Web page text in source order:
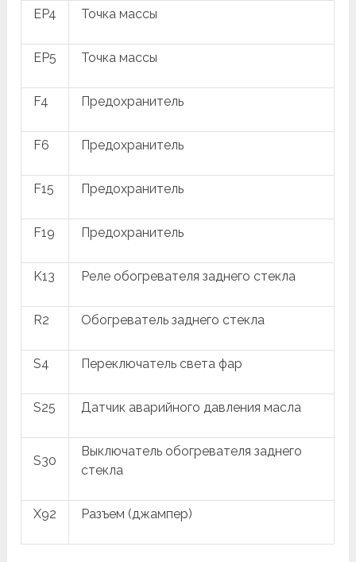
EP4 Точка массы
EP5 Точка массы
F4 Предохранитель
F6 Предохранитель
F15 Предохранитель
F19 Предохранитель
K13 Реле обогревателя заднего стекла
R2 Обогреватель заднего стекла
S4 Переключатель света фар
S25 Датчик аварийного давления масла
S30
Выключатель обогревателя заднего
стекла
X92 Разъем (джампер)